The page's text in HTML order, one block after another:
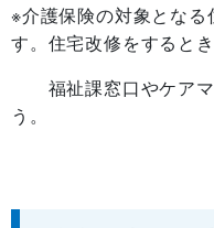
※介護保険の対象となる
す。住宅改修をすると
福祉課窓口やケアマ
う。